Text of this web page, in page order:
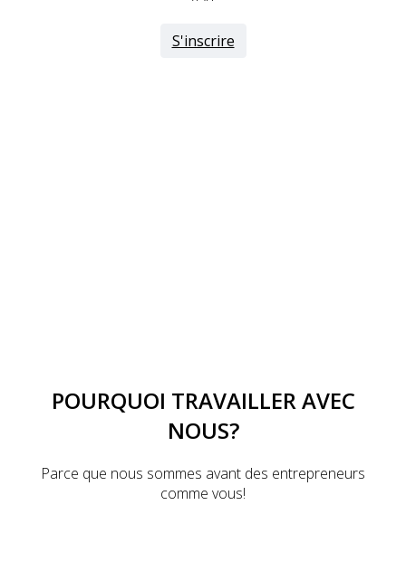
S'inscrire
POURQUOI TRAVAILLER AVEC
NOUS?
Parce que nous sommes avant des entrepreneurs
comme vous!